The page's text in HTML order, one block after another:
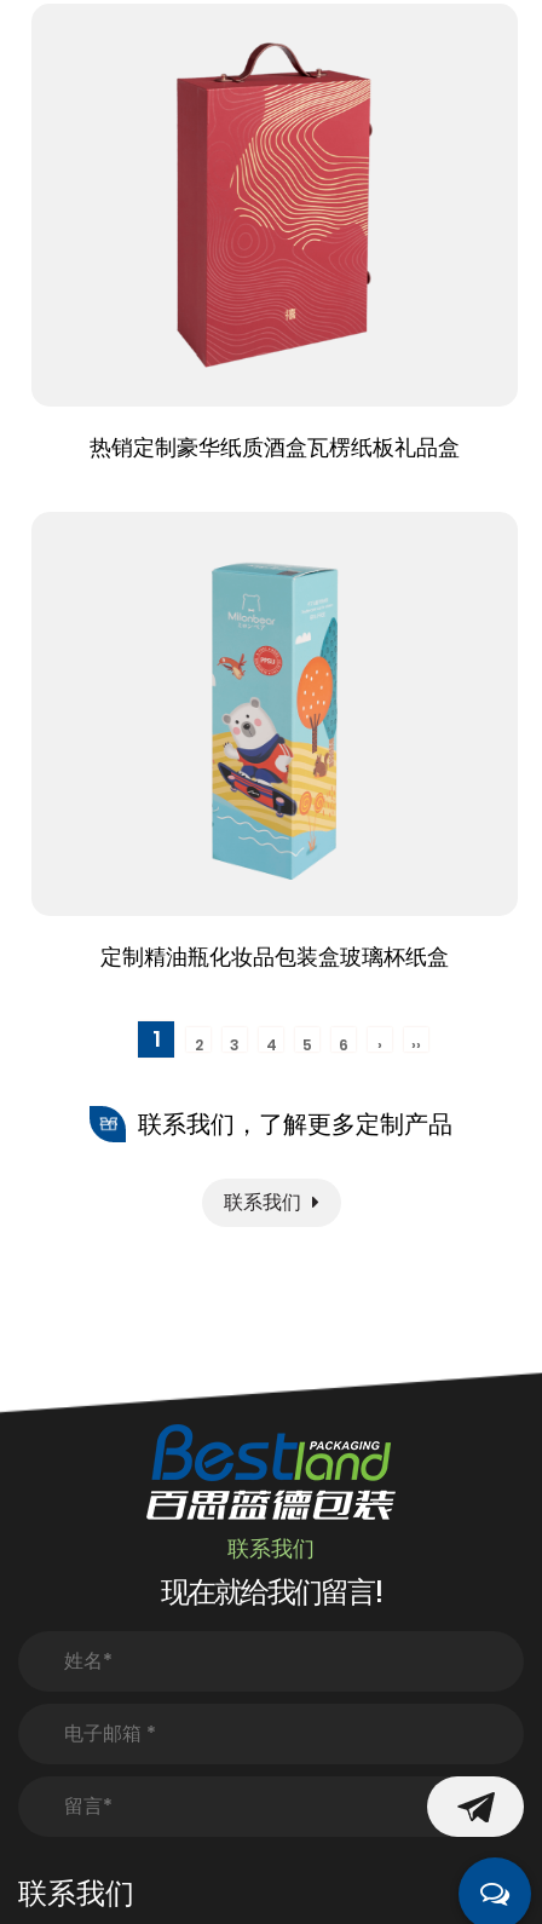
热销定制豪华纸质酒盒瓦楞纸板礼品盒
定制精油瓶化妆品包装盒玻璃杯纸盒
1 2 3 4 5 6 › ››
联系我们，了解更多定制产品
联系我们
联系我们
现在就给我们留言!
联系我们